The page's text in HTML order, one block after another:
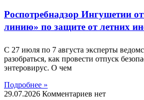
Роспотребнадзор Ингушетии
линию» по защите от летних
С 27 июля по 7 августа эксперты
разобраться, как провести отпуск
энтеровирус. О чем
Подробнее »
29.07.2026 Комментариев нет